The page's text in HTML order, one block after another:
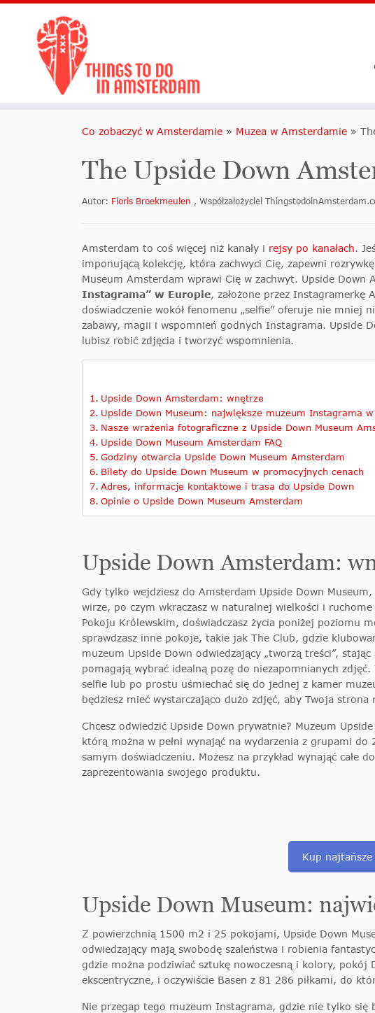
Co zobaczyć w Amsterdamie » Muzea w Amsterdamie »
The Upside Down
Autor: Floris Broekmeulen , Współzałożyciel
Amsterdam to coś więcej niż kanały i rejsy po kanałach.
imponującą kolekcję, która zachwyci Cię, zapewni
Museum Amsterdam wprawi Cię w zachwyt. Upside Down
Instagrama” w Europie, założone przez Instagramerkę
doświadczenie wokół fenomenu „selfie” oferuje nie mniej
zabawy, magii i wspomnień godnych Instagrama. Upside
lubisz robić zdjęcia i tworzyć wspomnienia.
Upside Down Amsterdam: wnętrze
Upside Down Museum: największe muzeum Instagrama
Nasze wrażenia fotograficzne z Upside Down Museum
Upside Down Museum Amsterdam FAQ
Godziny otwarcia Upside Down Museum Amsterdam
Bilety do Upside Down Museum w promocyjnych cenach
Adres, informacje kontaktowe i trasa do Upside Down
Opinie o Upside Down Museum Amsterdam
Upside Down Amsterdam:
Gdy tylko wejdziesz do Amsterdam Upside Down
wirze, po czym wkraczasz w naturalnej wielkości i
Pokoju Królewskim, doświadczasz życia poniżej poziomu
sprawdzasz inne pokoje, takie jak The Club, gdzie
muzeum Upside Down odwiedzający „tworzą treści”,
pomagają wybrać idealną pozę do niezapomnianych
selfie lub po prostu uśmiechać się do jednej z kamer
będziesz mieć wystarczająco dużo zdjęć, aby Twoja strona
Chcesz odwiedzić Upside Down prywatnie? Muzeum
którą można w pełni wynająć na wydarzenia z grupami
samym doświadczeniu. Możesz na przykład wynająć całe
zaprezentowania swojego produktu.
Kup
Upside Down Museum:
Z powierzchnią 1500 m2 i 25 pokojami, Upside Down
odwiedzający mają swobodę szaleństwa i robienia
gdzie można podziwiać sztukę nowoczesną i kolory,
ekscentryczne, i oczywiście Basen z 81 286 piłkami, do
Nie przegap tego muzeum Instagrama, gdzie nie tylko się